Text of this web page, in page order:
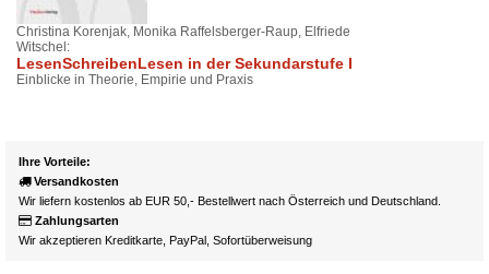
Christina Korenjak, Monika Raffelsberger-Raup, Elfriede
Witschel:
LesenSchreibenLesen in der Sekundarstufe I
Einblicke in Theorie, Empirie und Praxis
Ihre Vorteile:
Versandkosten
Wir liefern kostenlos ab EUR 50,- Bestellwert nach Österreich und Deutschland.
Zahlungsarten
Wir akzeptieren Kreditkarte, PayPal, Sofortüberweisung